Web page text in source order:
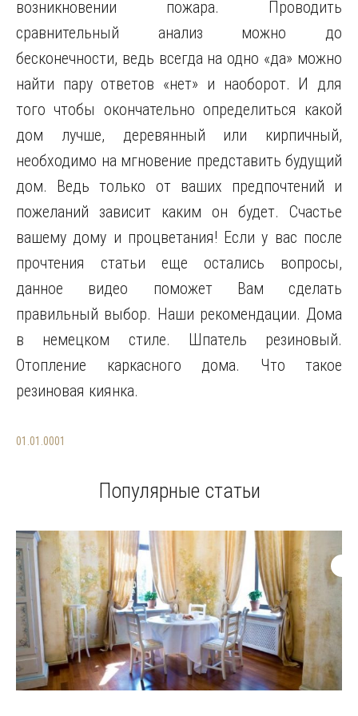
возникновении пожара. Проводить
сравнительный анализ можно до
бесконечности, ведь всегда на одно «да» можно
найти пару ответов «нет» и наоборот. И для
того чтобы окончательно определиться какой
дом лучше, деревянный или кирпичный,
необходимо на мгновение представить будущий
дом. Ведь только от ваших предпочтений и
пожеланий зависит каким он будет. Счастье
вашему дому и процветания! Если у вас после
прочтения статьи еще остались вопросы,
данное видео поможет Вам сделать
правильный выбор. Наши рекомендации. Дома
в немецком стиле. Шпатель резиновый.
Отопление каркасного дома. Что такое
резиновая киянка.
01.01.0001
Популярные статьи